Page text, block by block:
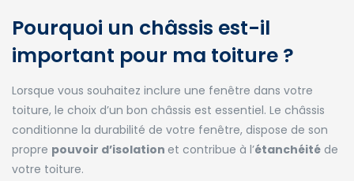
Pourquoi un châssis est-il
important pour ma toiture ?
Lorsque vous souhaitez inclure une fenêtre dans votre
toiture, le choix d’un bon châssis est essentiel. Le châssis
conditionne la durabilité de votre fenêtre, dispose de son
propre pouvoir d’isolation et contribue à l’étanchéité de
votre toiture.